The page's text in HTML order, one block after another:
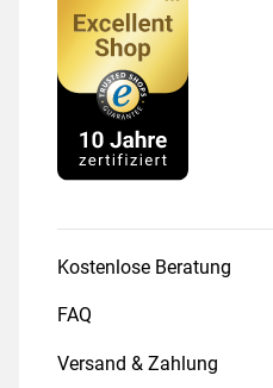
Kostenlose Beratung
FAQ
Versand & Zahlung